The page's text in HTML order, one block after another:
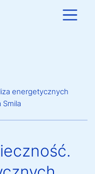
energetycznych
Smila